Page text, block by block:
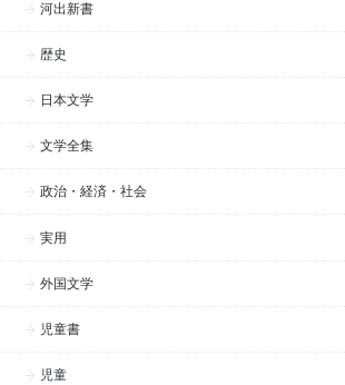
河出新書
歴史
日本文学
文学全集
政治・経済・社会
実用
外国文学
児童書
児童